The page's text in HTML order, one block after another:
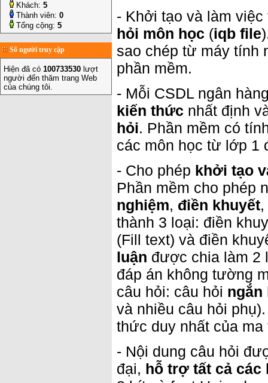
Khách: 5
Thành viên: 0
Tổng cộng: 5
Số người truy cập
Hiện đã có 100733530 lượt
người đến thăm trang Web
của chúng tôi.
- Khởi tạo và làm
hỏi môn học (iqb file
sao chép từ máy tính
phần mềm.
- Mỗi CSDL ngân
kiến thức nhất định
hỏi. Phần mềm có
các môn học từ lớp 1
- Cho phép khởi tạo
Phần mềm cho phép
nghiệm, điền khuyết,
thành 3 loại: điền
(Fill text) và điền
luận được chia làm 2
đáp án không tường
câu hỏi: câu hỏi ngắn
và nhiều câu hỏi
thức duy nhất của
- Nội dung câu hỏi
đại, hỗ trợ tất cả các